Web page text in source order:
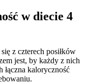
w diecie 4
z czterech posiłków
jest, by każdy z nich
łączna kaloryczność